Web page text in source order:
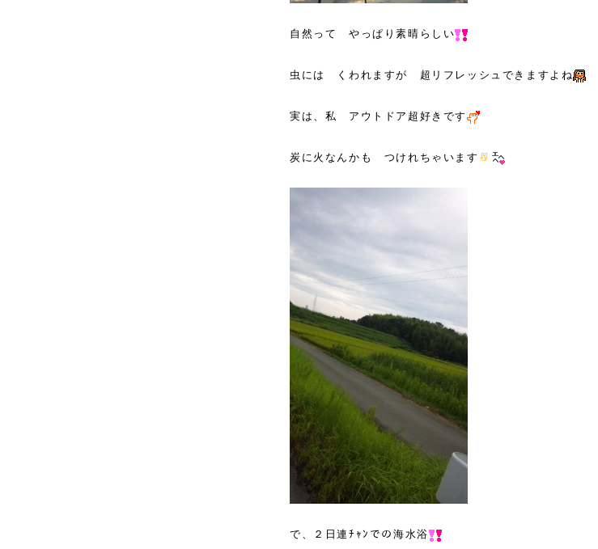
自然って やっぱり素晴らしい
虫には くわれますが 超リフレッシュできますよね
実は、私 アウトドア超好きです
炭に火なんかも つけれちゃいます
で、２日連ﾁｬﾝでの海水浴